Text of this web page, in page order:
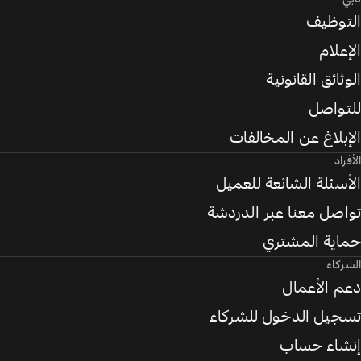
التوظيف
الإعلام
الوثائق القانونية
للتواصل
الإبلاغ عن المخالفات
الأفراد
الأسئلة الشائعة للعميل
تواصل معنا عبر الدردشة
حماية المشتري
الشركاء
دعم الأعمال
تسجيل الدخول للشركاء
إنشاء حساب